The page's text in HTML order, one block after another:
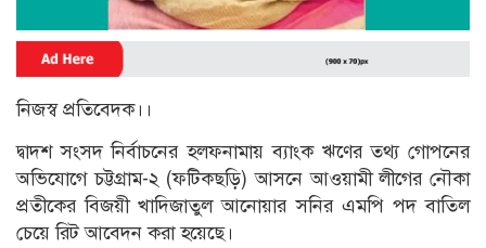
নিজস্ব প্রতিবেদক।।
দ্বাদশ সংসদ নির্বাচনের হলফনামায় ব্যাংক ঋণের তথ্য গোপনের
অভিযোগে চট্টগ্রাম-২ (ফটিকছড়ি) আসনে আওয়ামী লীগের নৌকা
প্রতীকের বিজয়ী খাদিজাতুল আনোয়ার সনির এমপি পদ বাতিল
চেয়ে রিট আবেদন করা হয়েছে।